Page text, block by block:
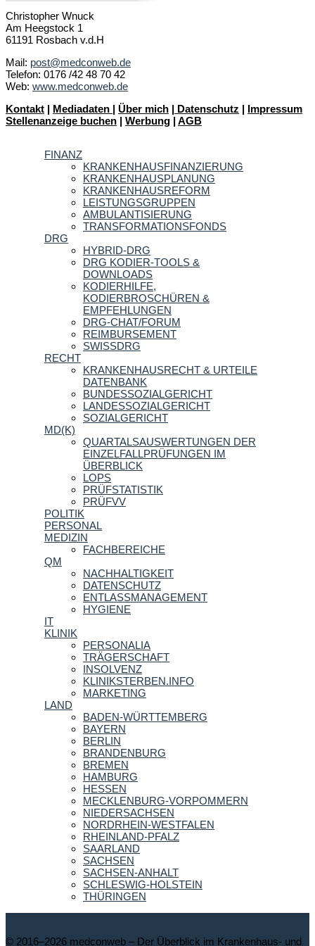
Christopher Wnuck
Am Heegstock 1
61191 Rosbach v.d.H
Mail: post@medconweb.de
Telefon: 0176 /42 48 70 42
Web: www.medconweb.de
Kontakt | Mediadaten | Über mich | Datenschutz | Impressum
Stellenanzeige buchen | Werbung | AGB
FINANZ
KRANKENHAUSFINANZIERUNG
KRANKENHAUSPLANUNG
KRANKENHAUSREFORM
LEISTUNGSGRUPPEN
AMBULANTISIERUNG
TRANSFORMATIONSFONDS
DRG
HYBRID-DRG
DRG KODIER-TOOLS &
DOWNLOADS
KODIERHILFE,
KODIERBROSCHÜREN &
EMPFEHLUNGEN
DRG-CHAT/FORUM
REIMBURSEMENT
SWISSDRG
RECHT
KRANKENHAUSRECHT & URTEILE
DATENBANK
BUNDESSOZIALGERICHT
LANDESSOZIALGERICHT
SOZIALGERICHT
MD(K)
QUARTALSAUSWERTUNGEN DER
EINZELFALLPRÜFUNGEN IM
ÜBERBLICK
LOPS
PRÜFSTATISTIK
PRÜFVV
POLITIK
PERSONAL
MEDIZIN
FACHBEREICHE
QM
NACHHALTIGKEIT
DATENSCHUTZ
ENTLASSMANAGEMENT
HYGIENE
IT
KLINIK
PERSONALIA
TRÄGERSCHAFT
INSOLVENZ
KLINIKSTERBEN.INFO
MARKETING
LAND
BADEN-WÜRTTEMBERG
BAYERN
BERLIN
BRANDENBURG
BREMEN
HAMBURG
HESSEN
MECKLENBURG-VORPOMMERN
NIEDERSACHSEN
NORDRHEIN-WESTFALEN
RHEINLAND-PFALZ
SAARLAND
SACHSEN
SACHSEN-ANHALT
SCHLESWIG-HOLSTEIN
THÜRINGEN
© 2016–2026 medconweb – Der Überblick im Krankenhaus- und